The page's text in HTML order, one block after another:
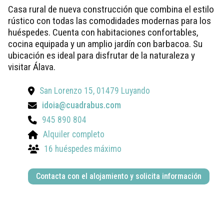
Casa rural de nueva construcción que combina el estilo
rústico con todas las comodidades modernas para los
huéspedes. Cuenta con habitaciones confortables,
cocina equipada y un amplio jardín con barbacoa. Su
ubicación es ideal para disfrutar de la naturaleza y
visitar Álava.
San Lorenzo 15, 01479 Luyando
idoia@cuadrabus.com
945 890 804
Alquiler completo
16 huéspedes máximo
Contacta con el alojamiento y solicita información